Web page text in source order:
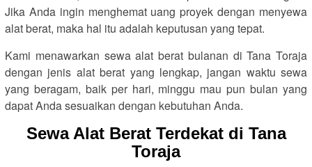
Jika Anda ingin menghemat uang proyek dengan menyewa
alat berat, maka hal itu adalah keputusan yang tepat.
Kami menawarkan sewa alat berat bulanan di Tana Toraja
dengan jenis alat berat yang lengkap, jangan waktu sewa
yang beragam, baik per hari, minggu mau pun bulan yang
dapat Anda sesuaikan dengan kebutuhan Anda.
Sewa Alat Berat Terdekat di Tana
Toraja